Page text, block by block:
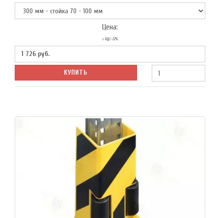
Цена:
с НДС-22%
1 726 руб.
КУПИТЬ